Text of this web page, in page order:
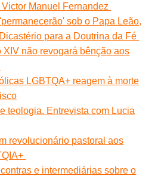
Manuel Fernandez
sob o Papa Leão,
para a Doutrina da Fé
XIV não revogará bênção aos
LGBTQA+ reagem à morte
teologia. Entrevista com Lucia
revolucionário pastoral aos
e intermediárias sobre o